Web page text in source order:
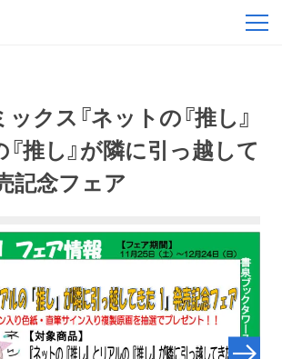
クス『ネットの『推し』
推し』が隣に引っ越して
記念フェア
ラノベ